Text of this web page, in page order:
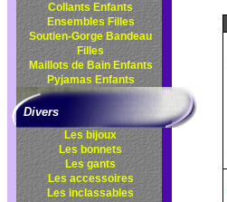
Collants Enfants
Ensembles Filles
Soutien-Gorge Bandeau
Filles
Maillots de Bain Enfants
Pyjamas Enfants
Divers
Les bijoux
Les bonnets
Les gants
Les accessoires
Les inclassables